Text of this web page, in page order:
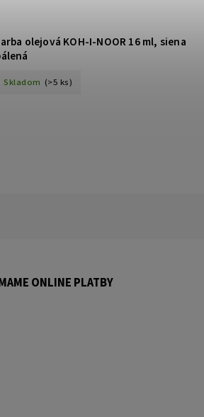
olejová KOH-I-NOOR 16 ml, siena
Skladom (>5 ks)
ONLINE PLATBY